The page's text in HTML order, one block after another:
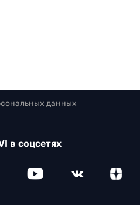
данных
в соцсетях